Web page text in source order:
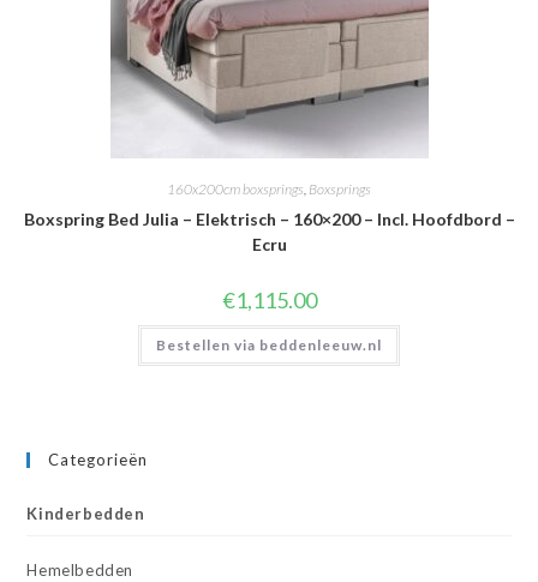
160x200cm boxsprings Boxsprings
Boxspring Bed Julia – Elektrisch – 160×200 – Incl. Hoofdbord –
Ecru
€1,115.00
Bestellen via beddenleeuw.nl
Categorieën
Kinderbedden
Hemelbedden